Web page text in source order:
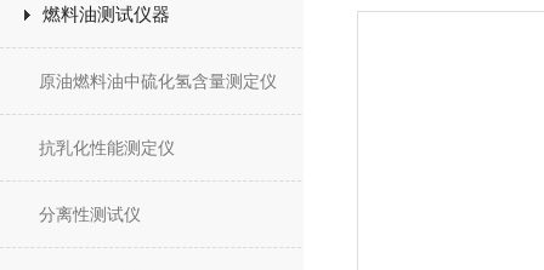
燃料油测试仪器
原油燃料油中硫化氢含量测定仪
抗乳化性能测定仪
分离性测试仪